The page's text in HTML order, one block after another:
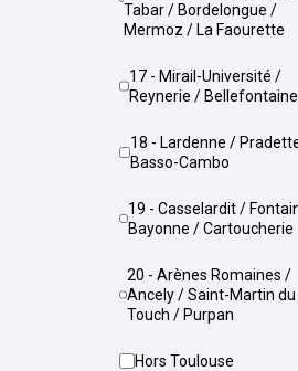
Tabar / Bordelongue /
Mermoz / La Faourette
17 - Mirail-Université /
Reynerie / Bellefontaine
18 - Lardenne / Pradettes /
Basso-Cambo
19 - Casselardit / Fontaine-
Bayonne / Cartoucherie
20 - Arènes Romaines /
Ancely / Saint-Martin du
Touch / Purpan
Hors Toulouse